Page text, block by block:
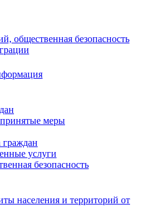
общественная безопасность
меры
услуги
безопасность
населения и территорий от